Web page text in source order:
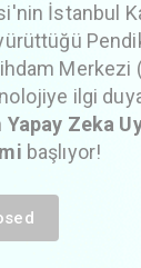
İstanbul
Merkezi
ilgi
Yapay Zeka
başlıyor!